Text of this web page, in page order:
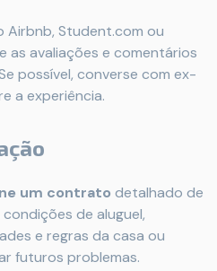
Airbnb, Student.com ou
as avaliações e comentários
possível, converse com ex-
a experiência.
um contrato detalhado de
de aluguel,
e regras da casa ou
futuros problemas.